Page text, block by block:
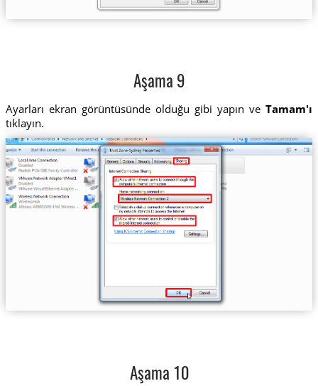
Aşama 9
Ayarları ekran görüntüsünde olduğu gibi yapın veTamam'ı
tıklayın.
Aşama 10